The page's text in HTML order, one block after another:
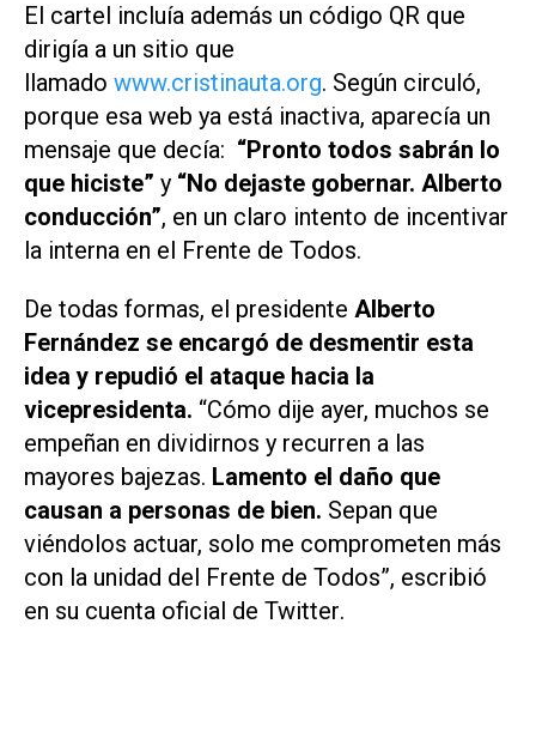
El cartel incluía además un código QR que
dirigía a un sitio que
llamado www.cristinauta.org. Según circuló,
porque esa web ya está inactiva, aparecía un
mensaje que decía: “Pronto todos sabrán lo
que hiciste” y “No dejaste gobernar. Alberto
conducción”, en un claro intento de incentivar
la interna en el Frente de Todos.
De todas formas, el presidente Alberto
Fernández se encargó de desmentir esta
idea y repudió el ataque hacia la
vicepresidenta. “Cómo dije ayer, muchos se
empeñan en dividirnos y recurren a las
mayores bajezas. Lamento el daño que
causan a personas de bien. Sepan que
viéndolos actuar, solo me comprometen más
con la unidad del Frente de Todos”, escribió
en su cuenta oficial de Twitter.